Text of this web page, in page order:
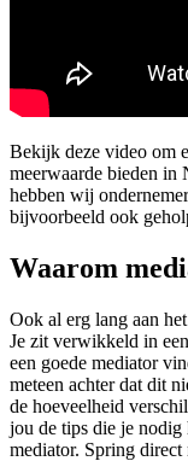
Bekijk deze video om
meerwaarde bieden
hebben wij
bijvoorbeeld ook
Waarom
Ook al erg lang aan
Je zit verwikkeld in
een goede mediator
meteen achter dat dit
de hoeveelheid
jou de tips die je nodig
mediator. Spring direct